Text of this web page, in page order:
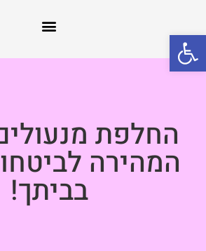
פתח סרגל נגישות
החלפת
המהירה
בביתך!